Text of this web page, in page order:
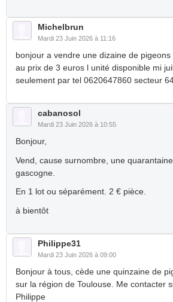
Michelbrun
Mardi 23 Juin 2026 à 11:16
bonjour a vendre une dizaine de
au prix de 3 euros l unité disponible mi
seulement par tel 0620647860 secteur
cabanosol
Mardi 23 Juin 2026 à 10:55
Bonjour,
Vend, cause surnombre, une
gascogne.
En 1 lot ou séparément. 2 € pièce.
à bientôt
Philippe31
Mardi 23 Juin 2026 à 09:00
Bonjour à tous, cède une quinzaine de
sur la région de Toulouse. Me contacter
Philippe